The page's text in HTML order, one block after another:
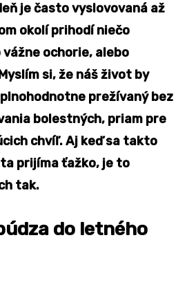
je často vyslovovaná až
okolí prihodí niečo
ochorie, alebo
si, že náš život by
prežívaný bez
bolestných, priam pre
chvíľ. Aj keď sa takto
prijíma ťažko, je to
tak.
do letného